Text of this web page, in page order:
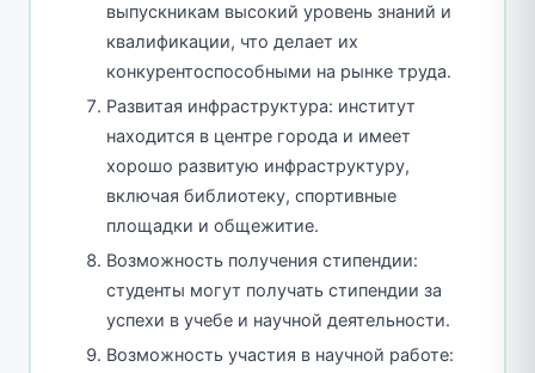
выпускникам высокий уровень знаний и
квалификации, что делает их
конкурентоспособными на рынке труда.
Развитая инфраструктура: институт
находится в центре города и имеет
хорошо развитую инфраструктуру,
включая библиотеку, спортивные
площадки и общежитие.
Возможность получения стипендии:
студенты могут получать стипендии за
успехи в учебе и научной деятельности.
Возможность участия в научной работе: